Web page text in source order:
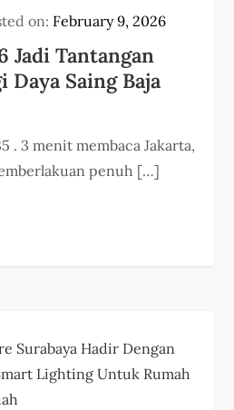
on: February 9, 2026
Jadi Tantangan
Saing Baja
. 3 menit membaca Jakarta,
penuh […]
Surabaya Hadir Dengan
Lighting Untuk Rumah